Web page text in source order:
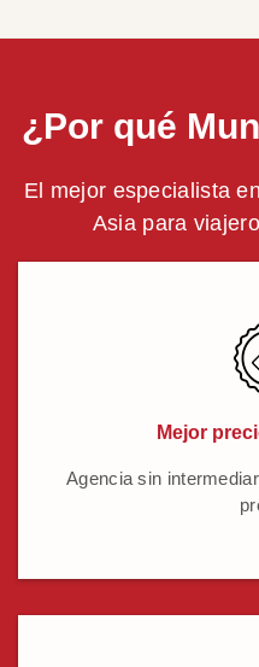
¿Por qué
El mejor especialista
Asia para
Mejor
Agencia sin